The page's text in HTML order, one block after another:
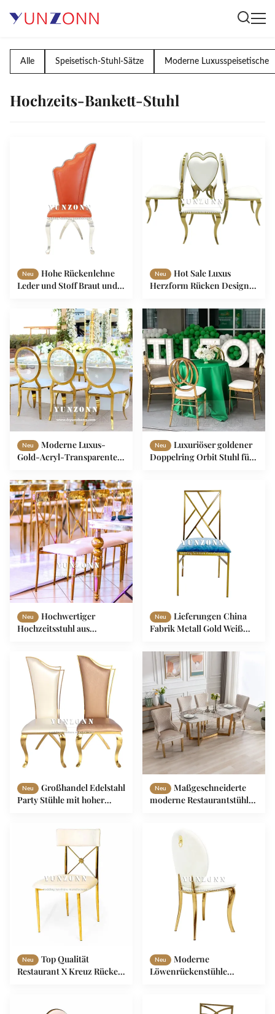
Alle Speisetisch-Stuhl-Sätze Moderne Luxusspeisetische
Hochzeits-Bankett-Stuhl
Neu
Hohe Rückenlehne
Leder und Stoff Braut und
goldenen Flügeln Luxus
antiker Edelstahl Hochzeit
Stuhl
Neu
Hot Sale Luxus
Herzform Rücken Design
Gold Bankettstühle
Stapelbare Hochzeitsstühle
Neu
Moderne Luxus-
Gold-Acryl-Transparente
Ledersessel für das
Esszimmer für Hotels
Neu
Luxuriöser goldener
Doppelring Orbit Stuhl für
Mietstuhl aus Edelstahl
Neu
Hochwertiger
Hochzeitsstuhl aus
Neu
Lieferungen China
Fabrik Metall Gold Weiß
Chiavari Stuhl mit Kissen
für Veranstaltungen
Neu
Großhandel Edelstahl
Party Stühle mit hoher
Neu
Maßgeschneiderte
moderne Restaurantstühle
Küche Hall oder Villa
Verwendung
Neu
Top Qualität
Restaurant X Kreuz Rücken
Neu
Moderne
Löwenrückenstühle
Hotels, Esszimmer,